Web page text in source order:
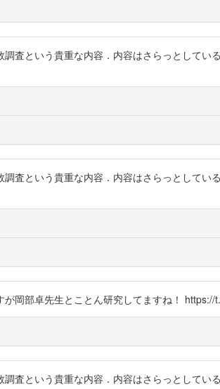
査という貴重な内容．内容はさらっとしている
査という貴重な内容．内容はさらっとしている
岡部卓先生とことん研究してますね！ https://
査という貴重な内容．内容はさらっとしている